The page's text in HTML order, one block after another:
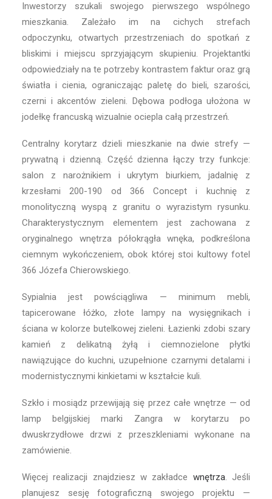
Inwestorzy szukali swojego pierwszego wspólnego
mieszkania. Zależało im na cichych strefach
odpoczynku, otwartych przestrzeniach do spotkań z
bliskimi i miejscu sprzyjającym skupieniu. Projektantki
odpowiedziały na te potrzeby kontrastem faktur oraz grą
światła i cienia, ograniczając paletę do bieli, szarości,
czerni i akcentów zieleni. Dębowa podłoga ułożona w
jodełkę francuską wizualnie ociepla całą przestrzeń.
Centralny korytarz dzieli mieszkanie na dwie strefy —
prywatną i dzienną. Część dzienna łączy trzy funkcje:
salon z narożnikiem i ukrytym biurkiem, jadalnię z
krzesłami 200-190 od 366 Concept i kuchnię z
monolityczną wyspą z granitu o wyrazistym rysunku.
Charakterystycznym elementem jest zachowana z
oryginalnego wnętrza półokrągła wnęka, podkreślona
ciemnym wykończeniem, obok której stoi kultowy fotel
366 Józefa Chierowskiego.
Sypialnia jest powściągliwa — minimum mebli,
tapicerowane łóżko, złote lampy na wysięgnikach i
ściana w kolorze butelkowej zieleni. Łazienki zdobi szary
kamień z delikatną żyłą i ciemnozielone płytki
nawiązujące do kuchni, uzupełnione czarnymi detalami i
modernistycznymi kinkietami w kształcie kuli.
Szkło i mosiądz przewijają się przez całe wnętrze — od
lamp belgijskiej marki Zangra w korytarzu po
dwuskrzydłowe drzwi z przeszkleniami wykonane na
zamówienie.
Więcej realizacji znajdziesz w zakładce wnętrza. Jeśli
planujesz sesję fotograficzną swojego projektu —